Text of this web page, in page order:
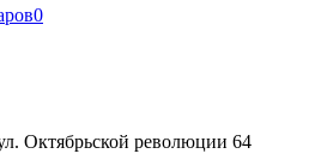
0
Октябрьской революции 64